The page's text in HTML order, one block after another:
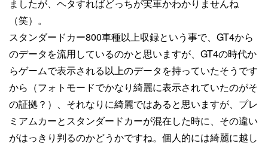
ましたが、ヘタすればどっちが実車かわかりませんね
（笑）。
スタンダードカー800車種以上収録という事で、GT4から
のデータを流用しているのかと思いますが、GT4の時代か
らゲームで表示される以上のデータを持っていたそうです
から（フォトモードでかなり綺麗に表示されていたのがそ
の証拠？）、それなりに綺麗ではあると思いますが、プレ
ミアムカーとスタンダードカーが混在した時に、その違い
がはっきり判るのかどうかですね。個人的には綺麗に越し